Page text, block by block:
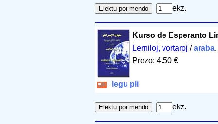
ekz.
Kurso de Esperanto
Lerniloj, vortaroj /araba
Prezo: 4.50 €
legu pli
ekz.